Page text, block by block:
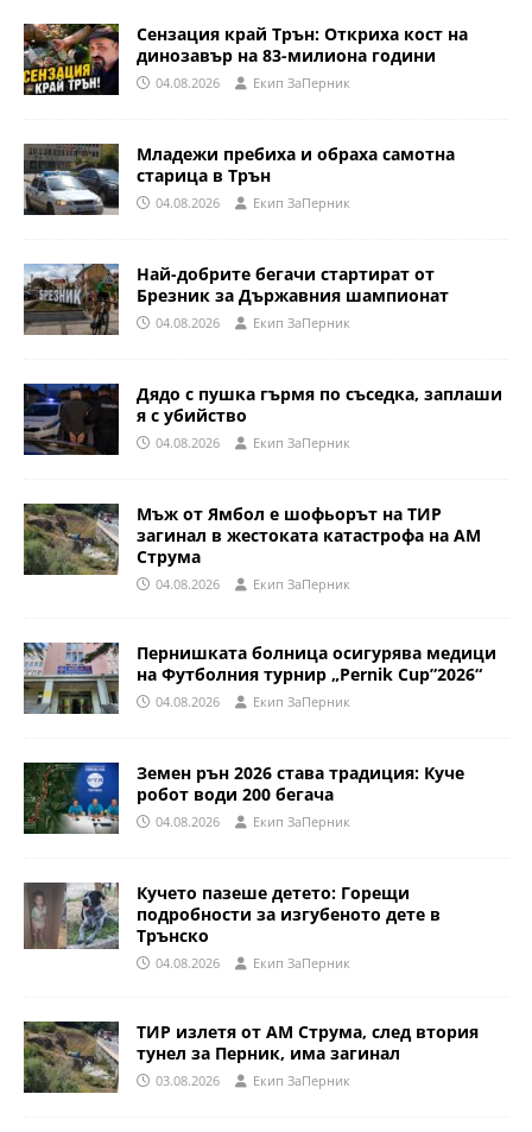
Сензация край Трън: Откриха кост на
динозавър на 83-милиона години
04.08.2026 Eкип ЗаПерник
Младежи пребиха и обраха самотна
старица в Трън
04.08.2026 Eкип ЗаПерник
Най-добрите бегачи стартират от
Брезник за Държавния шампионат
04.08.2026 Eкип ЗаПерник
Дядо с пушка гърмя по съседка, заплаши
я с убийство
04.08.2026 Eкип ЗаПерник
Мъж от Ямбол е шофьорът на ТИР
загинал в жестоката катастрофа на АМ
Струма
04.08.2026 Eкип ЗаПерник
Пернишката болница осигурява медици
на Футболния турнир „Pernik Cup”2026“
04.08.2026 Eкип ЗаПерник
Земен рън 2026 става традиция: Куче
робот води 200 бегача
04.08.2026 Eкип ЗаПерник
Кучето пазеше детето: Горещи
подробности за изгубеното дете в
Трънско
04.08.2026 Eкип ЗаПерник
ТИР излетя от АМ Струма, след втория
тунел за Перник, има загинал
03.08.2026 Eкип ЗаПерник